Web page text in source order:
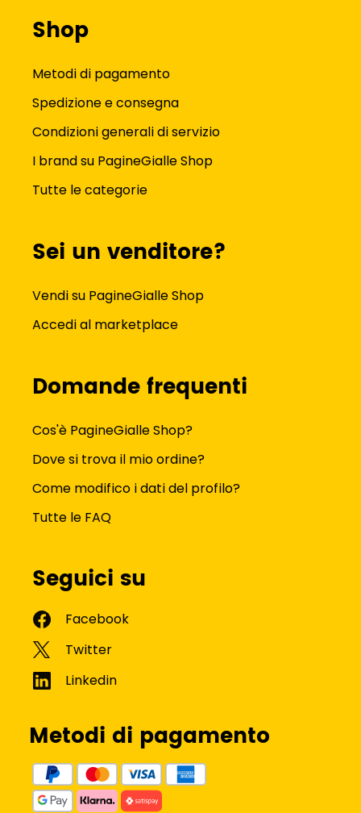
Shop
Metodi di pagamento
Spedizione e consegna
Condizioni generali di servizio
I brand su PagineGialle Shop
Tutte le categorie
Sei un venditore?
Vendi su PagineGialle Shop
Accedi al marketplace
Domande frequenti
Cos'è PagineGialle Shop?
Dove si trova il mio ordine?
Come modifico i dati del profilo?
Tutte le FAQ
Seguici su
Metodi di pagamento